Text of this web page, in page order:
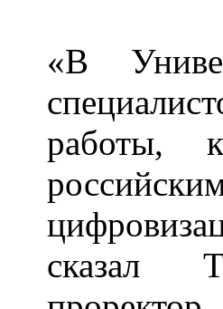
«В
работы,
сказал